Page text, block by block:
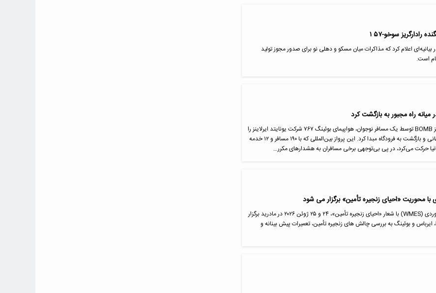
سوخو-۵۷ ۱
اعلام کرد که مذاکرات میان مسکو و دهلی نو برای صدور مجوز تولید
راه مجبور به بازگشت کرد
تغییر نام یک دستگاه بلوتوث به کلمه تهدیدآمیز BOMB توسط یک مسافر نوجوان، هواپیمای بوئینگ ۷۶۷ شرکت یونایتد ایرلاینز را
در مسیر اقیانوس اطلس مجبور به چرخش ناگهانی و بازگشت به فرودگاه مبدا کرد. این پرواز بین‌المللی که با ۱۹۰ مسافر و ۱۲ خدمه
حرکت می‌کرد، در پی بی‌توجهی برخی مسافران به هشدارهای مکرر…
محوریت «احیای زنجیره تأمین» برگزار می شود
نخستین سمینار جهانی تعمیر و مهندسی هوانوردی (WMES) با شعار «احیای زنجیره تأمین»، ۲۴ و ۲۵ ژوئن ۲۰۲۶ در مادرید برگزار
و بوئینگ به بررسی چالش های زنجیره تأمین، تعمیرات پیش بینانه و